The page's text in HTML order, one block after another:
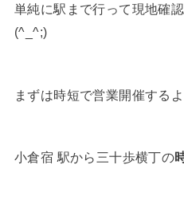
単純に駅まで行って現地確認
(^_^;)
まずは時短で営業開催するよ
小倉宿 駅から三十歩横丁の